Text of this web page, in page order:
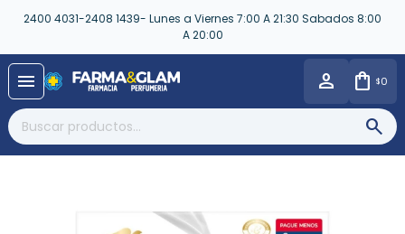
2400 4031-2408 1439- Lunes a Viernes 7:00 A 21:30 Sabados 8:00
A 20:00
menu $0